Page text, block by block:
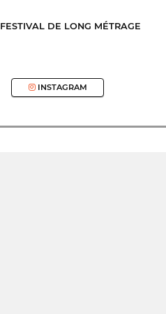
FESTIVAL DE LONG MÉTRAGE
INSTAGRAM